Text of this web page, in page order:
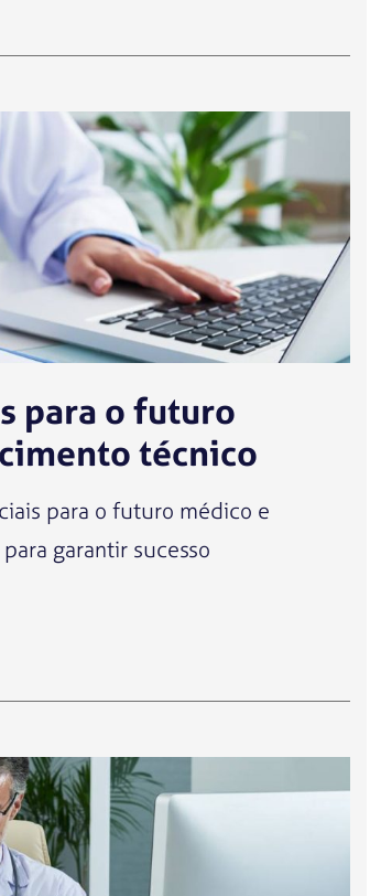
para o futuro
técnico
para o futuro médico e
garantir sucesso